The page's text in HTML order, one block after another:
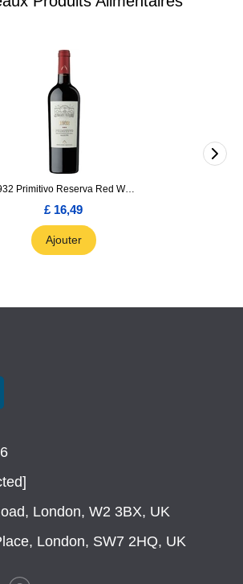
1932 Primitivo Reserva Red Wine 75cl
£ 16,49
Ajouter
London, W2 3BX, UK
London, SW7 2HQ, UK